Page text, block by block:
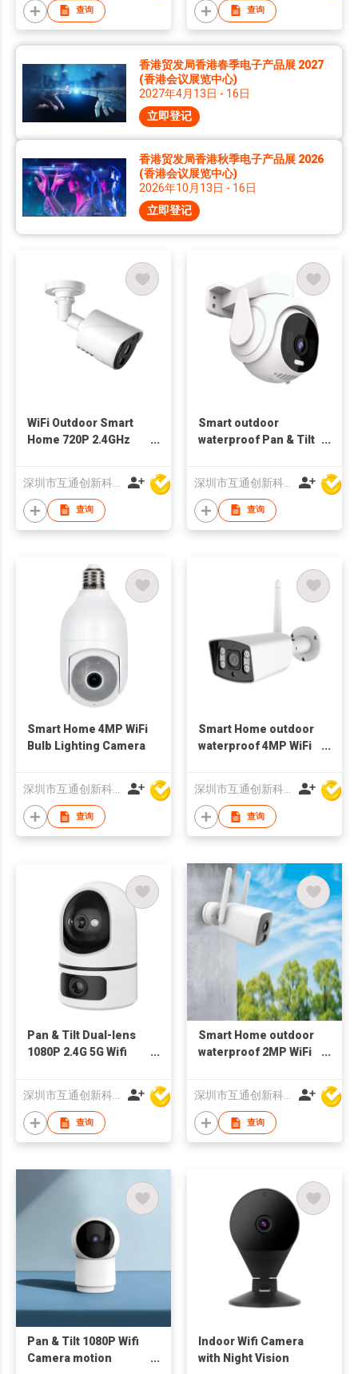
查询 查询
香港贸发局香港春季电子产品展 2027
(香港会议展览中心)
2027年4月13日 - 16日
立即登记
香港贸发局香港秋季电子产品展 2026
(香港会议展览中心)
2026年10月13日 - 16日
立即登记
WiFi Outdoor Smart
Home 720P 2.4GHz
深圳市互通创新科技有限公司
查询
Smart outdoor
waterproof Pan & Tilt
bluetooth Dual wifi
深圳市互通创新科技有限公司
查询
Smart Home 4MP WiFi
Bulb Lighting Camera
深圳市互通创新科技有限公司
查询
Smart Home outdoor
waterproof 4MP WiFi
深圳市互通创新科技有限公司
查询
Pan & Tilt Dual-lens
1080P 2.4G 5G Wifi
深圳市互通创新科技有限公司
查询
Smart Home outdoor
waterproof 2MP WiFi
深圳市互通创新科技有限公司
查询
Pan & Tilt 1080P Wifi
Camera motion
Indoor Wifi Camera
with Night Vision